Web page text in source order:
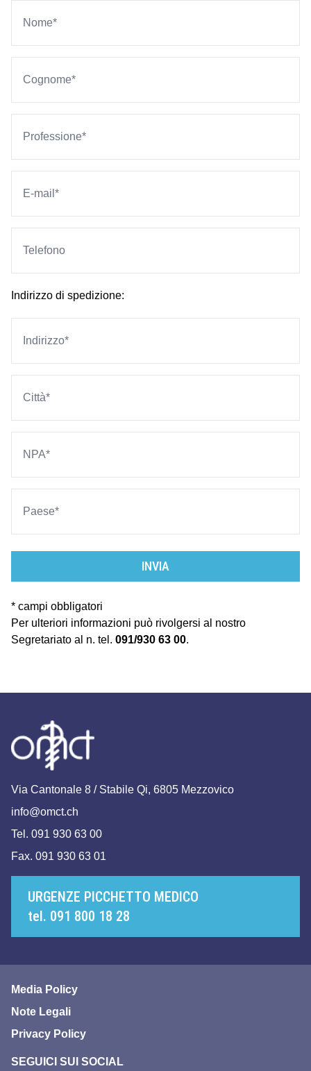
Indirizzo di spedizione:
INVIA
* campi obbligatori
Per ulteriori informazioni può rivolgersi al nostro
Segretariato al n. tel. 091/930 63 00.
Via Cantonale 8 / Stabile Qi, 6805 Mezzovico
info@omct.ch
Tel. 091 930 63 00
Fax. 091 930 63 01
URGENZE PICCHETTO MEDICO
tel. 091 800 18 28
Media Policy
Note Legali
Privacy Policy
SEGUICI SUI SOCIAL